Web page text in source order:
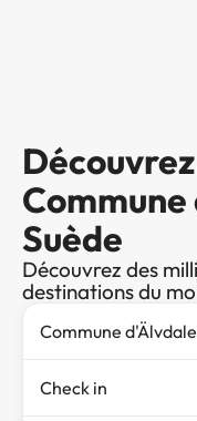
Suède
Découvrez des
destinations du
Check in